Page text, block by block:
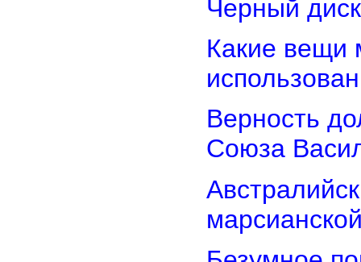
Черный
Какие вещи
Верность
Союза